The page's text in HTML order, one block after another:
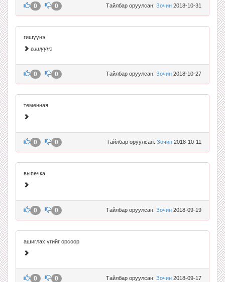
Тайлбар оруулсан: Зочин 2018-10-31
0 0
гишүүнэ
гишүүнэ
Тайлбар оруулсан: Зочин 2018-10-27
0 0
теменная
Тайлбар оруулсан: Зочин 2018-10-11
0 0
выпечка
Тайлбар оруулсан: Зочин 2018-09-19
0 0
ашиглах үгийг орсоор
Тайлбар оруулсан: Зочин 2018-09-17
0 0